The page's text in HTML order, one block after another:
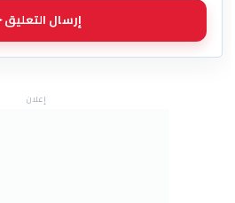
إرسال التعليق
إعلان